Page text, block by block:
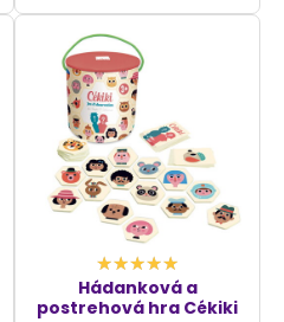
Hádanková a
postrehová hra Cékiki